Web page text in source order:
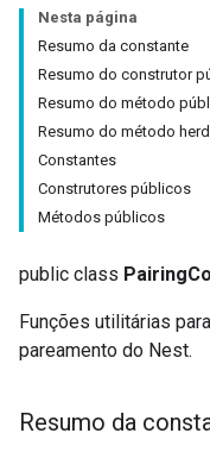
Nesta página
Resumo da constante
Resumo do construtor
Resumo do método
Resumo do método
Constantes
Construtores públicos
Métodos públicos
public class
Funções utilitárias
pareamento do Nest.
Resumo da